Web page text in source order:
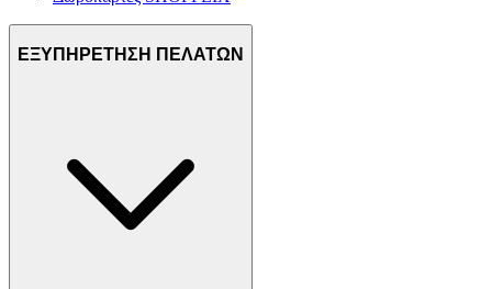
ΕΞΥΠΗΡΕΤΗΣΗ ΠΕΛΑΤΩΝ